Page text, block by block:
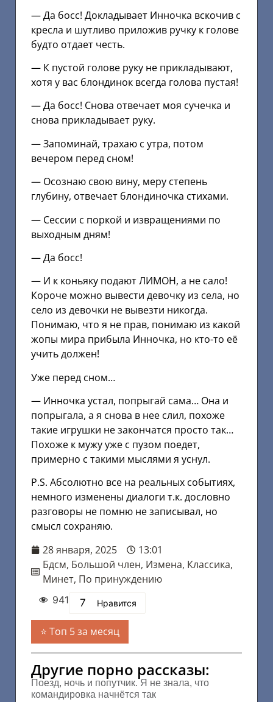
— Да босс! Докладывает Инночка вскочив с
кресла и шутливо приложив ручку к голове
будто отдает честь.
— К пустой голове руку не прикладывают,
хотя у вас блондинок всегда голова пустая!
— Да босс! Снова отвечает моя сучечка и
снова прикладывает руку.
— Запоминай, трахаю с утра, потом
вечером перед сном!
— Осознаю свою вину, меру степень
глубину, отвечает блондиночка стихами.
— Сессии с поркой и извращениями по
выходным дням!
— Да босс!
— И к коньяку подают ЛИМОН, а не сало!
Короче можно вывести девочку из села, но
село из девочки не вывезти никогда.
Понимаю, что я не прав, понимаю из какой
жопы мира прибыла Инночка, но кто-то её
учить должен!
Уже перед сном…
— Инночка устал, попрыгай сама… Она и
попрыгала, а я снова в нее слил, похоже
такие игрушки не закончатся просто так…
Похоже к мужу уже с пузом поедет,
примерно с такими мыслями я уснул.
P.S. Абсолютно все на реальных событиях,
немного изменены диалоги т.к. дословно
разговоры не помню не записывал, но
смысл сохраняю.
28 января, 2025
13:01
Бдсм, Большой член, Измена, Классика,
Минет, По принуждению
941 7 Нравится
Топ 5 за месяц
Другие порно рассказы:
Поезд, ночь и попутчик. Я не знала, что
командировка начнётся так